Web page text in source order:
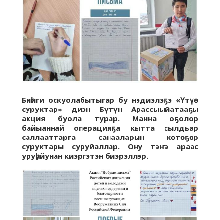
Биһиги оскуолабытыгар бу нэдиэлэҕэ «Үтүө
суруктар» диэн Бүтүн Арассыыйатааҕы
акция буола турар. Манна оҕолор
байыаннай операцияҕа кытта сылдьар
саллааттарга санааларын көтөҕөр
суруктары суруйаллар. Ону тэҥэ араас
уруһуйунан киэргэтэн биэрэллэр.